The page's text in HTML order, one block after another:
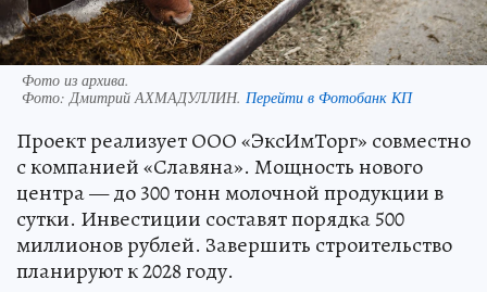
Фото из архива.
Фото: Дмитрий АХМАДУЛЛИН. Перейти в Фотобанк КП
Проект реализует ООО «ЭксИмТорг» совместно
с компанией «Славяна». Мощность нового
центра — до 300 тонн молочной продукции в
сутки. Инвестиции составят порядка 500
миллионов рублей. Завершить строительство
планируют к 2028 году.